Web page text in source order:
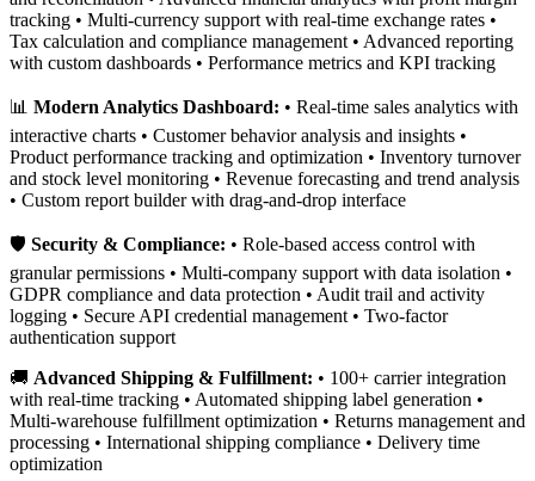
tracking • Multi-currency support with real-time exchange rates •
Tax calculation and compliance management • Advanced reporting
with custom dashboards • Performance metrics and KPI tracking
📊 Modern Analytics Dashboard: • Real-time sales analytics with
interactive charts • Customer behavior analysis and insights •
Product performance tracking and optimization • Inventory turnover
and stock level monitoring • Revenue forecasting and trend analysis
• Custom report builder with drag-and-drop interface
🛡️ Security & Compliance: • Role-based access control with
granular permissions • Multi-company support with data isolation •
GDPR compliance and data protection • Audit trail and activity
logging • Secure API credential management • Two-factor
authentication support
🚚 Advanced Shipping & Fulfillment: • 100+ carrier integration
with real-time tracking • Automated shipping label generation •
Multi-warehouse fulfillment optimization • Returns management and
processing • International shipping compliance • Delivery time
optimization